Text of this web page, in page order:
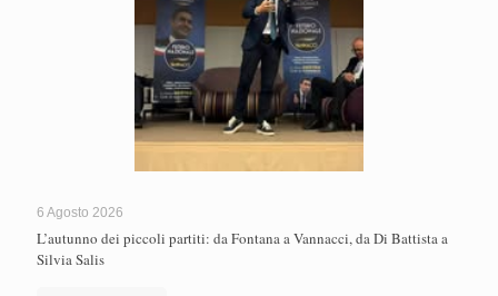
6 Agosto 2026
L’autunno dei piccoli partiti: da Fontana a Vannacci, da Di Battista a
Silvia Salis